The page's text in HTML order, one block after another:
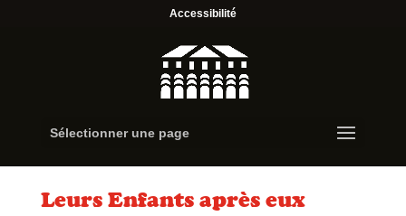
Accessibilité
Sélectionner une page
Leurs Enfants après eux